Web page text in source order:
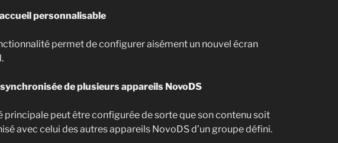
personnalisable
permet de configurer aisément un nouvel écran
de plusieurs appareils NovoDS
principale peut être configurée de sorte que son contenu soit
avec celui des autres appareils NovoDS d’un groupe défini.